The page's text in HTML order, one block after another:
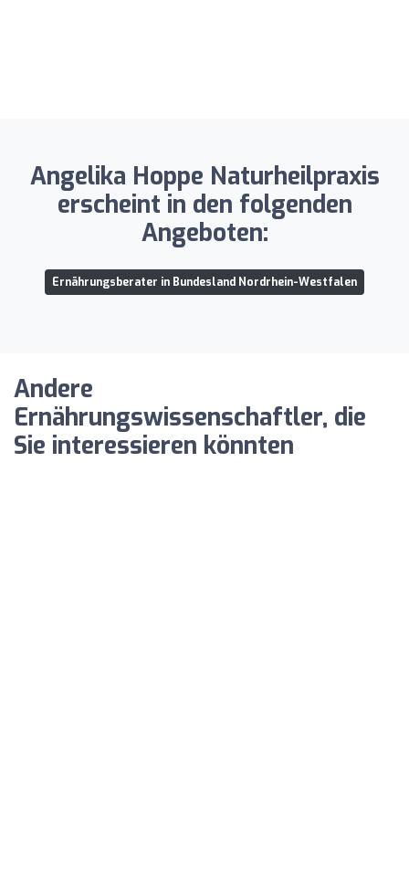
Angelika Hoppe Naturheilpraxis
erscheint in den folgenden
Angeboten:
Ernährungsberater in Bundesland Nordrhein-Westfalen
Andere
Ernährungswissenschaftler, die
Sie interessieren könnten